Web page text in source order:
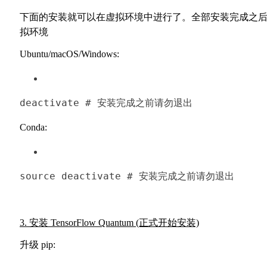
下面的安装就可以在虚拟环境中进行了。全部安装完成之
拟环境
Ubuntu/macOS/Windows:
deactivate # 安装完成之前请勿退出
Conda:
source deactivate # 安装完成之前请勿退出
3. 安装 TensorFlow Quantum (正式开始安装)
升级 pip: